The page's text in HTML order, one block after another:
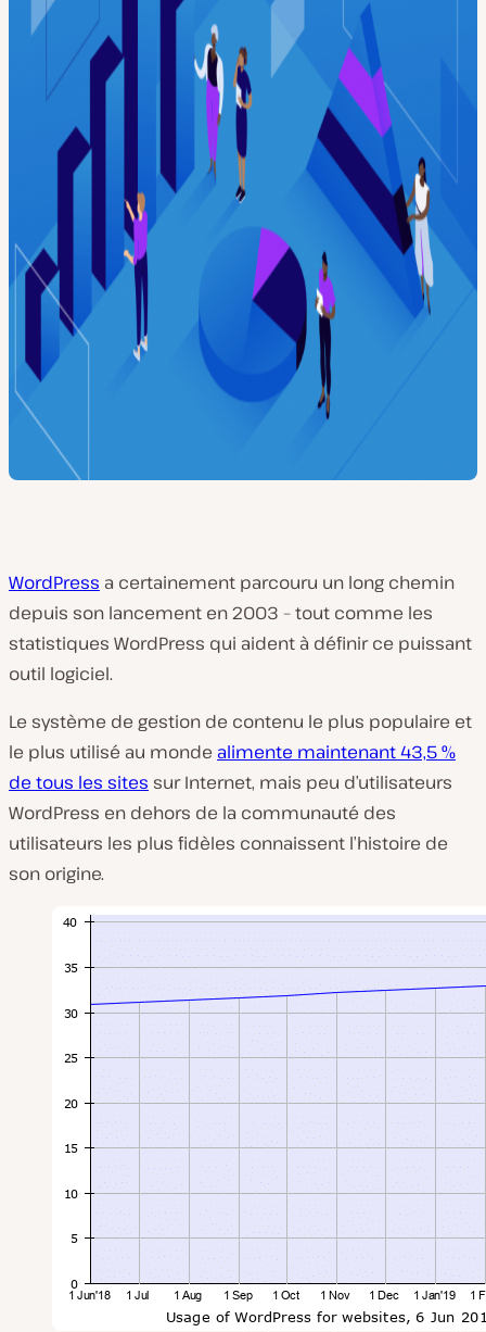
WordPress a certainement parcouru un long chemin
depuis son lancement en 2003 – tout comme les
statistiques WordPress qui aident à définir ce puissant
outil logiciel.
Le système de gestion de contenu le plus populaire et
le plus utilisé au monde alimente maintenant 43,5 %
de tous les sites sur Internet, mais peu d’utilisateurs
WordPress en dehors de la communauté des
utilisateurs les plus fidèles connaissent l’histoire de
son origine.